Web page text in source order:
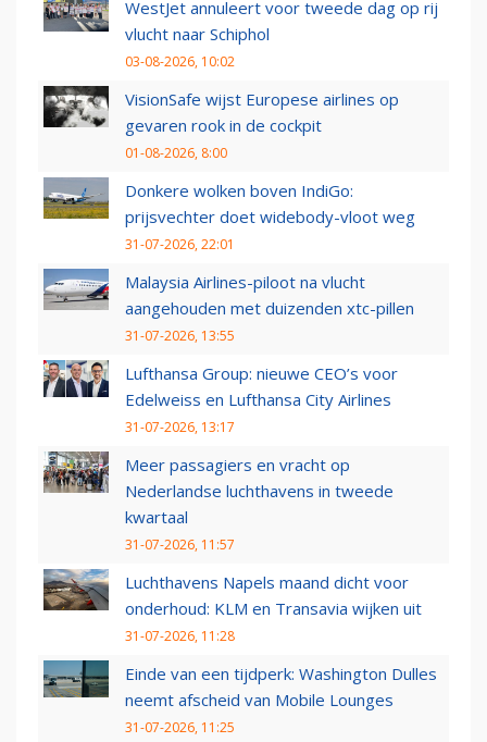
WestJet annuleert voor tweede dag op rij
vlucht naar Schiphol
03-08-2026, 10:02
VisionSafe wijst Europese airlines op
gevaren rook in de cockpit
01-08-2026, 8:00
Donkere wolken boven IndiGo:
prijsvechter doet widebody-vloot weg
31-07-2026, 22:01
Malaysia Airlines-piloot na vlucht
aangehouden met duizenden xtc-pillen
31-07-2026, 13:55
Lufthansa Group: nieuwe CEO’s voor
Edelweiss en Lufthansa City Airlines
31-07-2026, 13:17
Meer passagiers en vracht op
Nederlandse luchthavens in tweede
kwartaal
31-07-2026, 11:57
Luchthavens Napels maand dicht voor
onderhoud: KLM en Transavia wijken uit
31-07-2026, 11:28
Einde van een tijdperk: Washington Dulles
neemt afscheid van Mobile Lounges
31-07-2026, 11:25